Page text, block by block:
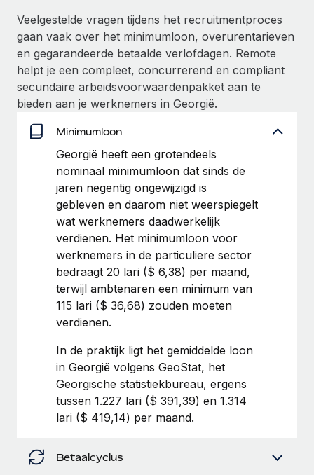
Compliance Watchtower
Blijf compliance-risico's voor
Apparaatbeheer
Lever en track wereldwijd IT-middelen
Entiteiten oprichten
Stel snel compliant entiteiten op
Mobiliteit en overplaatsing
Plaats werknemers moeiteloos over
Secundaire arbeidsvoorwaarden
Eenvoudig secundaire arbeidsvoorwaarden
beheren
BLOG
Global Payroll
EOR en PEO
Contractor Management
Belastingen
Naar de blog
Productupdates van Remote: Gusto- en Xero-
integraties en Contractor Management Plus
Het blijft de missie van Remote om alle soorten bedrijven
te helpen bij het aannemen, beheren en...
Hoe Phiture 55 werknemers in 19 landen
beheert met Remote
Phiture, een toonaangevende leider in de wereldwijde
Meer informatie
Veelgestelde vragen tijdens het recruitmentproces
gaan vaak over het minimumloon, overurentarieven
en gegarandeerde betaalde verlofdagen. Remote
helpt je een compleet, concurrerend en compliant
secundaire arbeidsvoorwaardenpakket aan te
bieden aan je werknemers in Georgië.
Minimumloon
Georgië heeft een grotendeels
nominaal minimumloon dat sinds de
jaren negentig ongewijzigd is
gebleven en daarom niet weerspiegelt
wat werknemers daadwerkelijk
verdienen. Het minimumloon voor
werknemers in de particuliere sector
bedraagt 20 lari ($ 6,38) per maand,
terwijl ambtenaren een minimum van
115 lari ($ 36,68) zouden moeten
verdienen.
In de praktijk ligt het gemiddelde loon
in Georgië volgens GeoStat, het
Georgische statistiekbureau, ergens
tussen 1.227 lari ($ 391,39) en 1.314
lari ($ 419,14) per maand.
Betaalcyclus